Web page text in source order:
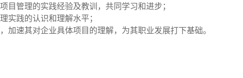
目管理的实践经验及教训，共同学习和进步；
实践的认识和理解水平；
加速其对企业具体项目的理解，为其职业发展打下基础。